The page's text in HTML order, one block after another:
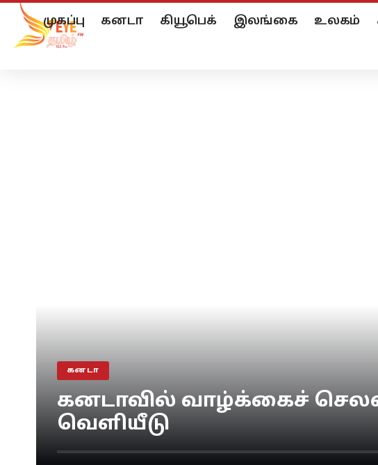
முகப்பு கனடா கியூபெக் இலங்கை உலகம்
கனடா
கனடாவில் வாழ்க்கைச் செலவு
வெளியீடு